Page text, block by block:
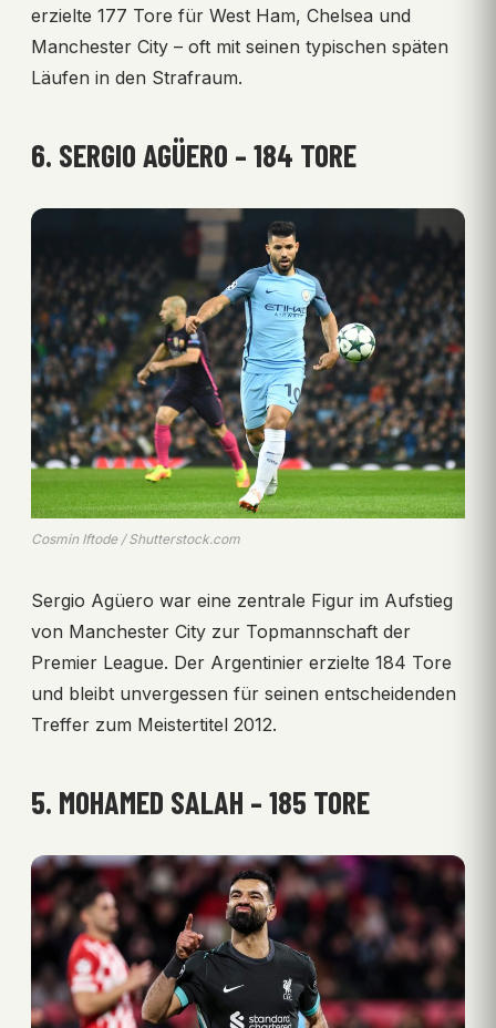
erzielte 177 Tore für West Ham, Chelsea und
Manchester City – oft mit seinen typischen späten
Läufen in den Strafraum.
6. SERGIO AGÜERO – 184 TORE
Cosmin Iftode / Shutterstock.com
Sergio Agüero war eine zentrale Figur im Aufstieg
von Manchester City zur Topmannschaft der
Premier League. Der Argentinier erzielte 184 Tore
und bleibt unvergessen für seinen entscheidenden
Treffer zum Meistertitel 2012.
5. MOHAMED SALAH – 185 TORE